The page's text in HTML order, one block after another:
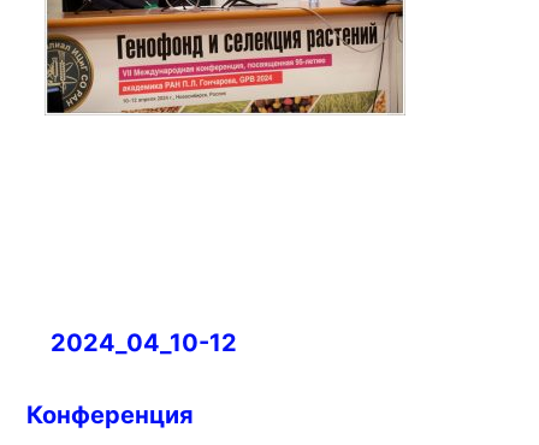
Навигация
записям
2024_04_10-12
Конференция